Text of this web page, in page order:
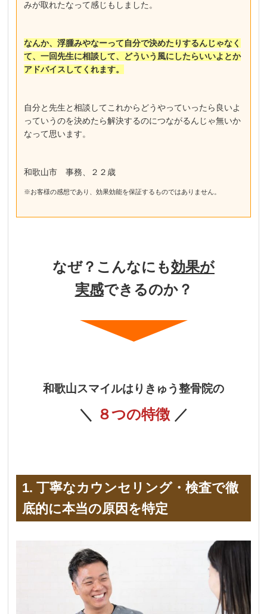
みが取れたなって感じもしました。
なんか、浮腫みやなーって自分で決めたりするんじゃなく
て、一回先生に相談して、どういう風にしたらいいよとか
アドバイスしてくれます。
自分と先生と相談してこれからどうやっていったら良いよ
っていうのを決めたら解決するのにつながるんじゃ無いか
なって思います。
和歌山市 事務、２２歳
※お客様の感想であり、効果効能を保証するものではありません。
なぜ？こんなにも効果が
実感できるのか？
和歌山スマイルはりきゅう整骨院の
＼ ８つの特徴 ／
1. 丁寧なカウンセリング・検査で徹
底的に本当の原因を特定